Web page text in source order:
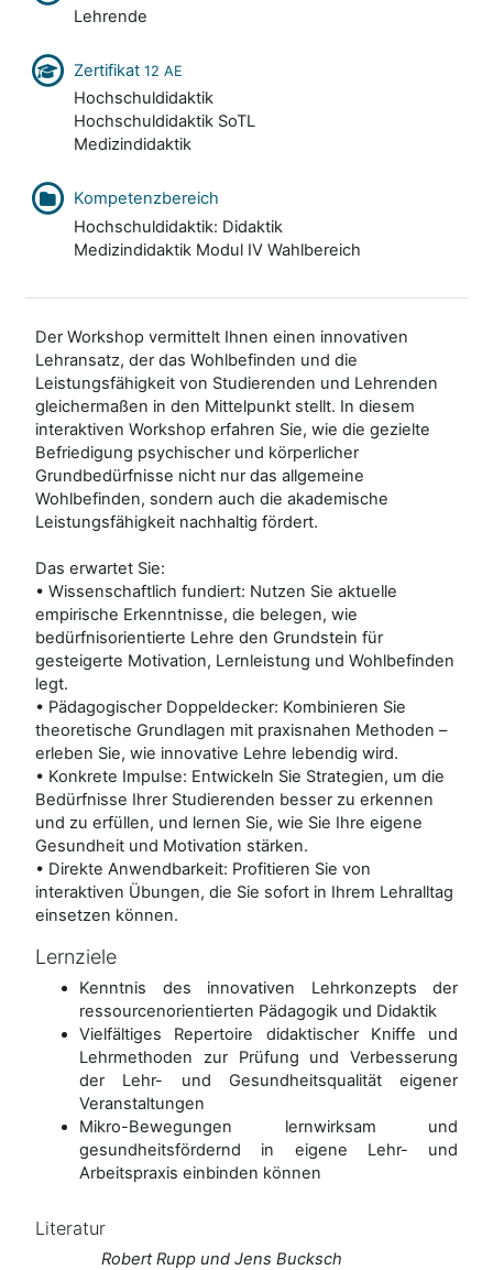
Lehrende
Zertifikat 12 AE
Hochschuldidaktik
Hochschuldidaktik SoTL
Medizindidaktik
Kompetenzbereich
Hochschuldidaktik: Didaktik
Medizindidaktik Modul IV Wahlbereich
Der Workshop vermittelt Ihnen einen innovativen
Lehransatz, der das Wohlbefinden und die
Leistungsfähigkeit von Studierenden und Lehrenden
gleichermaßen in den Mittelpunkt stellt. In diesem
interaktiven Workshop erfahren Sie, wie die gezielte
Befriedigung psychischer und körperlicher
Grundbedürfnisse nicht nur das allgemeine
Wohlbefinden, sondern auch die akademische
Leistungsfähigkeit nachhaltig fördert.
Das erwartet Sie:
• Wissenschaftlich fundiert: Nutzen Sie aktuelle
empirische Erkenntnisse, die belegen, wie
bedürfnisorientierte Lehre den Grundstein für
gesteigerte Motivation, Lernleistung und Wohlbefinden
legt.
• Pädagogischer Doppeldecker: Kombinieren Sie
theoretische Grundlagen mit praxisnahen Methoden –
erleben Sie, wie innovative Lehre lebendig wird.
• Konkrete Impulse: Entwickeln Sie Strategien, um die
Bedürfnisse Ihrer Studierenden besser zu erkennen
und zu erfüllen, und lernen Sie, wie Sie Ihre eigene
Gesundheit und Motivation stärken.
• Direkte Anwendbarkeit: Profitieren Sie von
interaktiven Übungen, die Sie sofort in Ihrem Lehralltag
einsetzen können.
Lernziele
Kenntnis des innovativen Lehrkonzepts der
ressourcenorientierten Pädagogik und Didaktik
Vielfältiges Repertoire didaktischer Kniffe und
Lehrmethoden zur Prüfung und Verbesserung
der Lehr- und Gesundheitsqualität eigener
Veranstaltungen
Mikro-Bewegungen lernwirksam und
gesundheitsfördernd in eigene Lehr- und
Arbeitspraxis einbinden können
Literatur
Robert Rupp und Jens Bucksch